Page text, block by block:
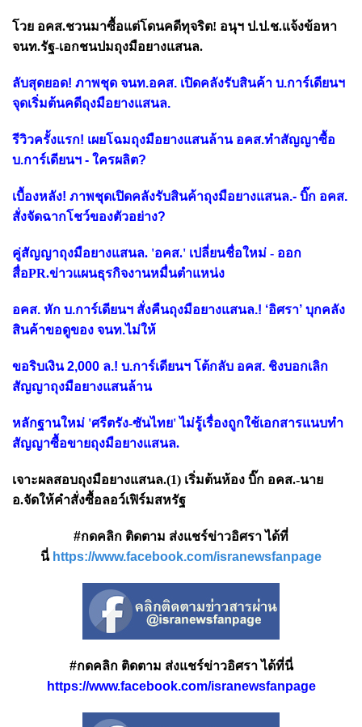
โวย อคส.ชวนมาซื้อแต่โดนคดีทุจริต! อนุฯ ป.ป.ช.แจ้งข้อหา
จนท.รัฐ-เอกชนปมถุงมือยางแสนล.
ลับสุดยอด! ภาพชุด จนท.อคส. เปิดคลังรับสินค้า บ.การ์เดียนฯ
จุดเริ่มต้นคดีถุงมือยางแสนล.
รีวิวครั้งแรก! เผยโฉมถุงมือยางแสนล้าน อคส.ทำสัญญาซื้อ
บ.การ์เดียนฯ - ใครผลิต?
เบื้องหลัง! ภาพชุดเปิดคลังรับสินค้าถุงมือยางแสนล.- บิ๊ก อคส.
สั่งจัดฉากโชว์ของตัวอย่าง?
คู่สัญญาถุงมือยางแสนล. 'อคส.' เปลี่ยนชื่อใหม่ - ออก
สื่อPR.ข่าวแผนธุรกิจงานหมื่นตำแหน่ง
อคส. หัก บ.การ์เดียนฯ สั่งคืนถุงมือยางแสนล.! ‘อิศรา’ บุกคลัง
สินค้าขอดูของ จนท.ไม่ให้
ขอริบเงิน 2,000 ล.! บ.การ์เดียนฯ โต้กลับ อคส. ชิงบอกเลิก
สัญญาถุงมือยางแสนล้าน
หลักฐานใหม่ 'ศรีตรัง-ซันไทย' ไม่รู้เรื่องถูกใช้เอกสารแนบทำ
สัญญาซื้อขายถุงมือยางแสนล.
เจาะผลสอบถุงมือยางแสนล.(1) เริ่มต้นห้อง บิ๊ก อคส.-นาย
อ.จัดให้คำสั่งซื้อลอว์เฟิร์มสหรัฐ
#กดคลิก ติดตาม ส่งแชร์ข่าวอิศรา ได้ที่
นี่ https://www.facebook.com/isranewsfanpage
#กดคลิก ติดตาม ส่งแชร์ข่าวอิศรา ได้ที่นี่
https://www.facebook.com/isranewsfanpage